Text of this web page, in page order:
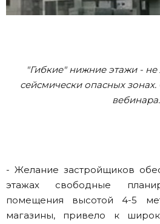
"Гибкие" нижние этажи -
сейсмически опасных
вебинара.
- Желание застройщиков
этажах свободные
помещения высотой 4-5
магазины, привело к